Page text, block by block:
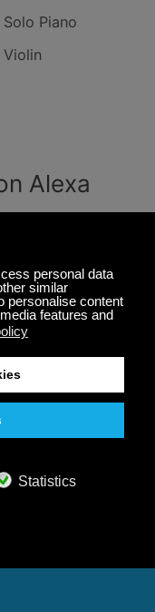
Piano
Alexa
winkels maar u
aangeduid als '
handige tips:
echo-app-
and-use-